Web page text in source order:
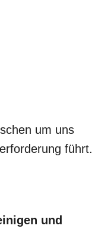
um uns
führt.
und